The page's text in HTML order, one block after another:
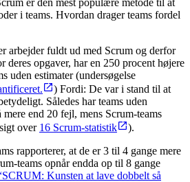
er den mest populære metode til at
i teams. Hvordan drager teams fordel
arbejder fuldt ud med Scrum og derfor
deres opgaver, har en 250 procent højere
uden estimater (undersøgelse
) Fordi: De var i stand til at
Således har teams uden
mere end 20 fejl, mens Scrum-teams
over 16 Scrum-statistik
).
rapporterer, at de er 3 til 4 gange mere
teams opnår endda op til 8 gange
Kunsten at lave dobbelt så